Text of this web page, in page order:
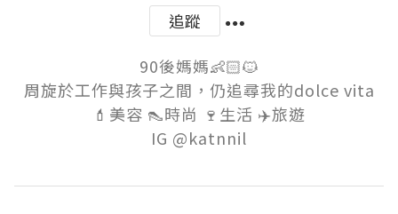
追蹤
90後媽媽👶🏻🐱
周旋於工作與孩子之間，仍追尋我的dolce vita
💄美容 👠時尚 🍷生活 ✈️旅遊